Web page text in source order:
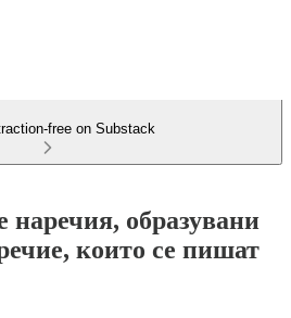
free on Substack
наречия, образувани
които се пишат